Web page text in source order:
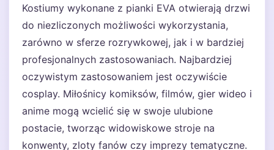
Kostiumy wykonane z pianki EVA otwierają drzwi
do niezliczonych możliwości wykorzystania,
zarówno w sferze rozrywkowej, jak i w bardziej
profesjonalnych zastosowaniach. Najbardziej
oczywistym zastosowaniem jest oczywiście
cosplay. Miłośnicy komiksów, filmów, gier wideo i
anime mogą wcielić się w swoje ulubione
postacie, tworząc widowiskowe stroje na
konwenty, zloty fanów czy imprezy tematyczne.